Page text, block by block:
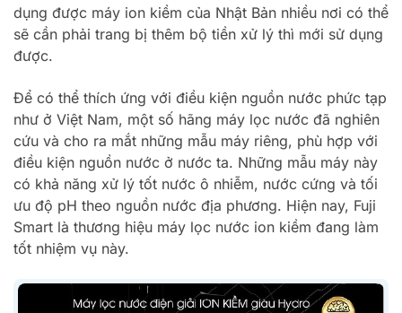
dụng được máy ion kiềm của Nhật Bản nhiều nơi có thể
sẽ cần phải trang bị thêm bộ tiền xử lý thì mới sử dụng
được.
Để có thể thích ứng với điều kiện nguồn nước phức tạp
như ở Việt Nam, một số hãng máy lọc nước đã nghiên
cứu và cho ra mắt những mẫu máy riêng, phù hợp với
điều kiện nguồn nước ở nước ta. Những mẫu máy này
có khả năng xử lý tốt nước ô nhiễm, nước cứng và tối
ưu độ pH theo nguồn nước địa phương. Hiện nay, Fuji
Smart là thương hiệu máy lọc nước ion kiềm đang làm
tốt nhiệm vụ này.